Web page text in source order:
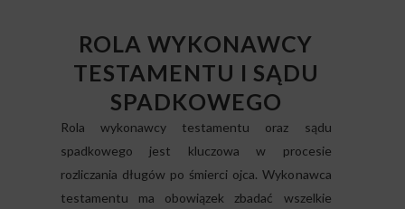
ROLA WYKONAWCY
TESTAMENTU I SĄDU
SPADKOWEGO
Rola wykonawcy testamentu oraz sądu
spadkowego jest kluczowa w procesie
rozliczania długów po śmierci ojca. Wykonawca
testamentu ma obowiązek zbadać wszelkie